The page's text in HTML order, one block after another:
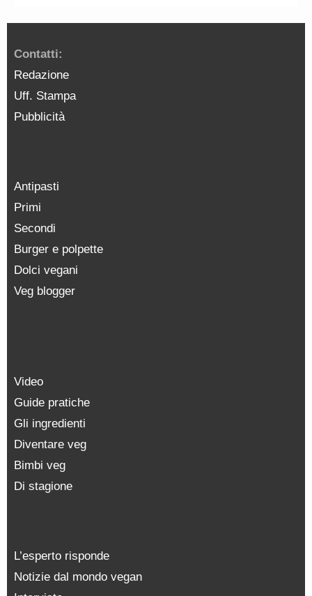
Contatti:
Redazione
Uff. Stampa
Pubblicità
Antipasti
Primi
Secondi
Burger e polpette
Dolci vegani
Veg blogger
Video
Guide pratiche
Gli ingredienti
Diventare veg
Bimbi veg
Di stagione
L’esperto risponde
Notizie dal mondo vegan